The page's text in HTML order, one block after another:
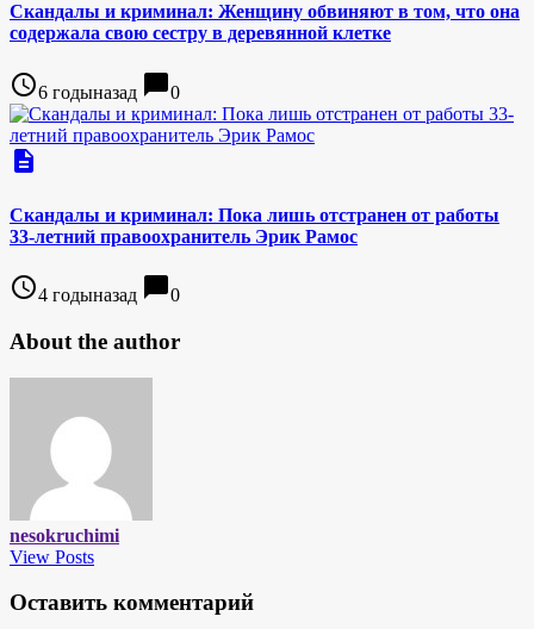
Скандалы и криминал: Женщину обвиняют в том, что она
содержала свою сестру в деревянной клетке
access_time6 годыназад chat_bubble0
description
Скандалы и криминал: Пока лишь отстранен от работы
33-летний правоохранитель Эрик Рамос
access_time4 годыназад chat_bubble0
About the author
nesokruchimi
View Posts
Оставить комментарий